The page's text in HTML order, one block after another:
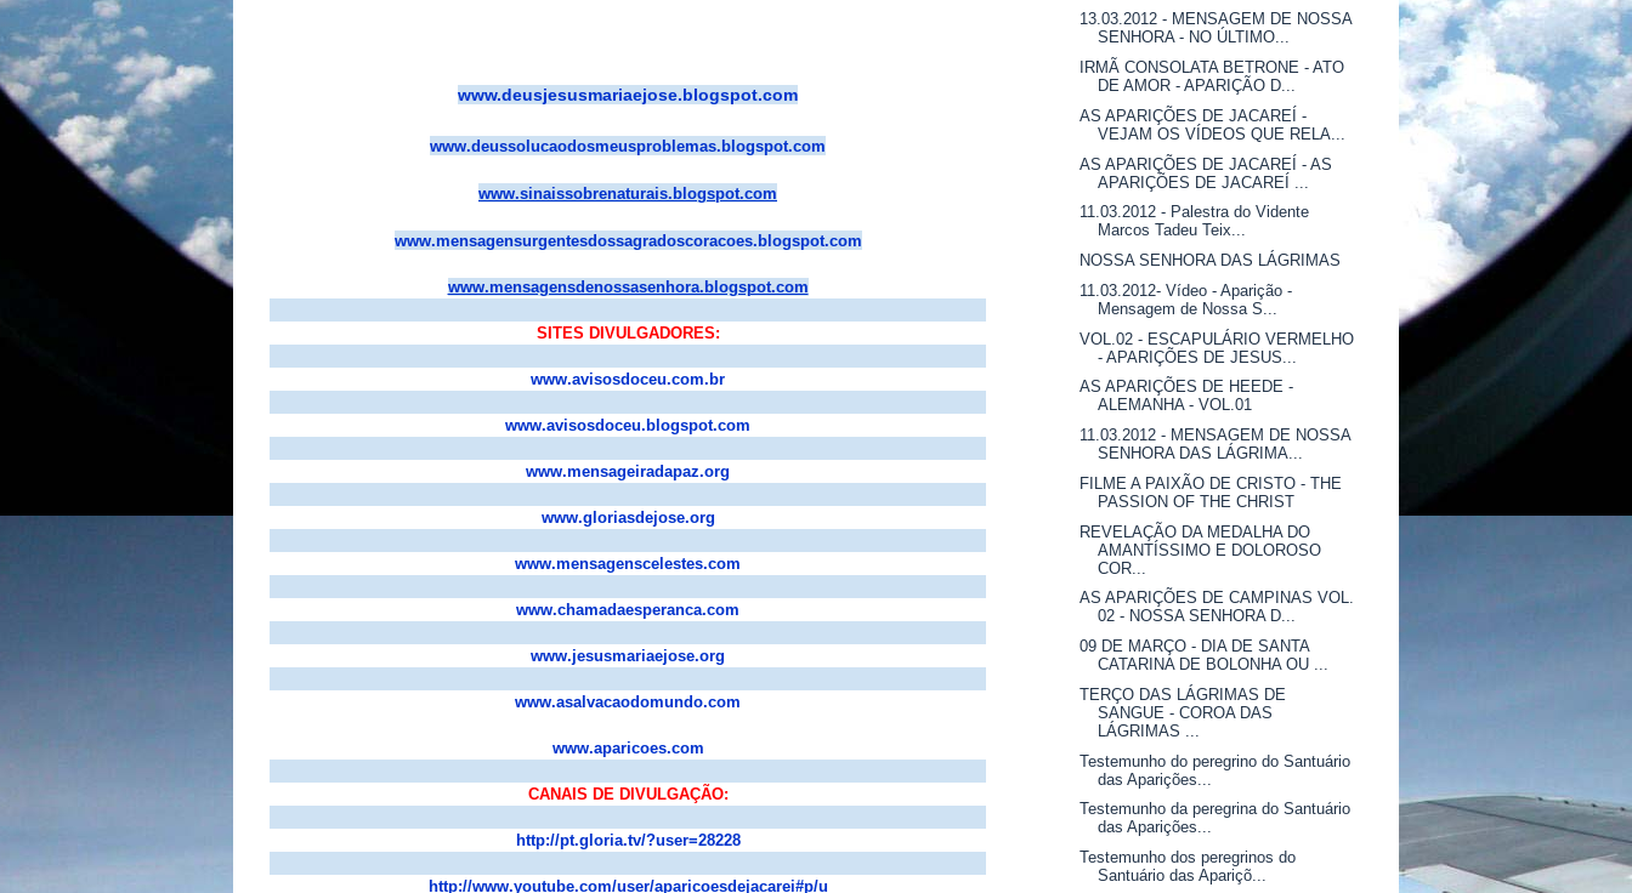
www.deusjesusmariaejose.blogspot.com
www.deussolucaodosmeusproblemas.blogspot.com
www.sinaissobrenaturais.blogspot.com
www.mensagensurgentesdossagradoscoracoes.blogspot.com
www.mensagensdenossasenhora.blogspot.com
SITES DIVULGADORES:
www.avisosdoceu.com.br
www.avisosdoceu.blogspot.com
www.mensageiradapaz.org
www.gloriasdejose.org
www.mensagenscelestes.com
www.chamadaesperanca.com
www.jesusmariaejose.org
www.asalvacaodomundo.com
www.aparicoes.com
CANAIS DE DIVULGAÇÃO:
http://pt.gloria.tv/?user=28228
http://www.youtube.com/user/aparicoesdejacarei#p/u
13.03.2012 - MENSAGEM DE NOSSA
SENHORA - NO ÚLTIMO...
IRMÃ CONSOLATA BETRONE - ATO
DE AMOR - APARIÇÃO D...
AS APARIÇÕES DE JACAREÍ -
VEJAM OS VÍDEOS QUE RELA...
AS APARIÇÕES DE JACAREÍ - AS
APARIÇÕES DE JACAREÍ ...
11.03.2012 - Palestra do Vidente
Marcos Tadeu Teix...
NOSSA SENHORA DAS LÁGRIMAS
11.03.2012- Vídeo - Aparição -
Mensagem de Nossa S...
VOL.02 - ESCAPULÁRIO VERMELHO
- APARIÇÕES DE JESUS...
AS APARIÇÕES DE HEEDE -
ALEMANHA - VOL.01
11.03.2012 - MENSAGEM DE NOSSA
SENHORA DAS LÁGRIMA...
FILME A PAIXÃO DE CRISTO - THE
PASSION OF THE CHRIST
REVELAÇÃO DA MEDALHA DO
AMANTÍSSIMO E DOLOROSO
COR...
AS APARIÇÕES DE CAMPINAS VOL.
02 - NOSSA SENHORA D...
09 DE MARÇO - DIA DE SANTA
CATARINA DE BOLONHA OU ...
TERÇO DAS LÁGRIMAS DE
SANGUE - COROA DAS
LÁGRIMAS ...
Testemunho do peregrino do Santuário
das Aparições...
Testemunho da peregrina do Santuário
das Aparições...
Testemunho dos peregrinos do
Santuário das Apariçõ...